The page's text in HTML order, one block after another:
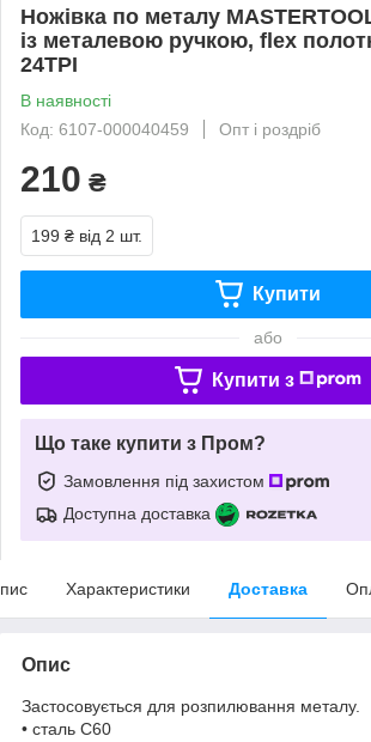
Ножівка по металу
із металевою ручкою, flex
24TPI
В наявності
Код: 6107-000040459
Опт і роздріб
210 ₴
199 ₴ від 2 шт.
Купити
або
Купити з
Що таке купити з Пром?
Замовлення під захистом
Доступна доставка
Характеристики Доставка
Опис
Застосовується для розпилювання металу.
• сталь С60